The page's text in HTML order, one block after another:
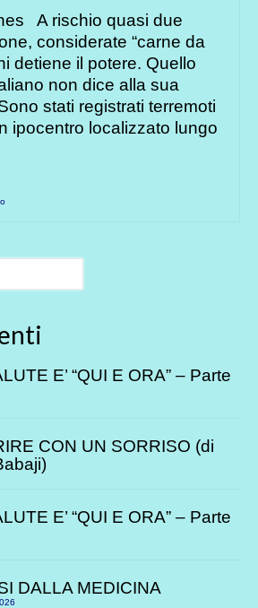
A rischio quasi due
considerate “carne da
detiene il potere. Quello
non dice alla sua
stati registrati terremoti
ipocentro localizzato lungo
E’ “QUI E ORA” – Parte
CON UN SORRISO (di
E’ “QUI E ORA” – Parte
DALLA MEDICINA